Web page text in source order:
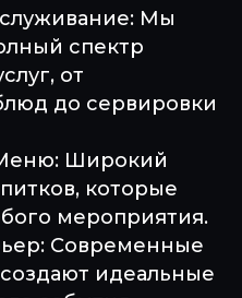
Мы
спектр
от
до сервировки
Широкий
которые
мероприятия.
Современные
идеальные